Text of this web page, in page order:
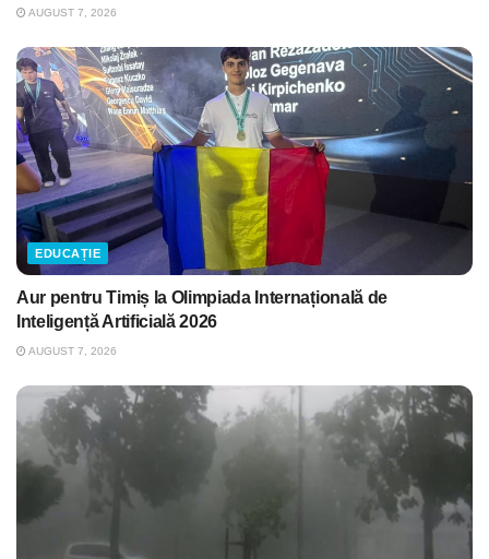
AUGUST 7, 2026
EDUCAȚIE
Aur pentru Timiș la Olimpiada Internațională de
Inteligență Artificială 2026
AUGUST 7, 2026